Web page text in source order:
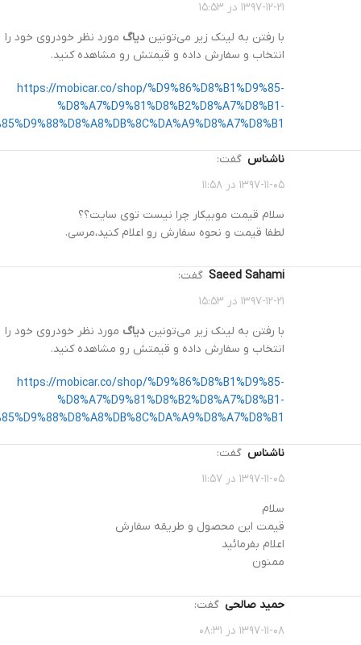
۱۳۹۷-۱۲-۲۱ در ۱۵:۵۳
با رفتن به لینک زیر می‌تونین دیاگ مورد نظر خودروی خود را
انتخاب و سفارش داده و قیمتش رو مشاهده کنید.
https://mobicar.co/shop/%D9%86%D8%B1%D9%85-
%D8%A7%D9%81%D8%B2%D8%A7%D8%B1-
ناشناس گفت:
۱۳۹۷-۱۱-۰۵ در ۱۱:۵۸
سلام قیمت موبیکار چرا نیست توی سایت؟؟
لطفا قیمت و نحوه سفارش رو اعلام کنید،مرسی.
Saeed Sahami
گفت:
۱۳۹۷-۱۲-۲۱ در ۱۵:۵۳
با رفتن به لینک زیر می‌تونین دیاگ مورد نظر خودروی خود را
انتخاب و سفارش داده و قیمتش رو مشاهده کنید.
https://mobicar.co/shop/%D9%86%D8%B1%D9%85-
%D8%A7%D9%81%D8%B2%D8%A7%D8%B1-
ناشناس گفت:
۱۳۹۷-۱۱-۰۵ در ۱۱:۵۷
سلام
قیمت این محصول و طریقه سفارش
اعلام بفرمائید
ممنون
حمید صالحی گفت:
۱۳۹۷-۱۱-۰۸ در ۰۸:۳۱